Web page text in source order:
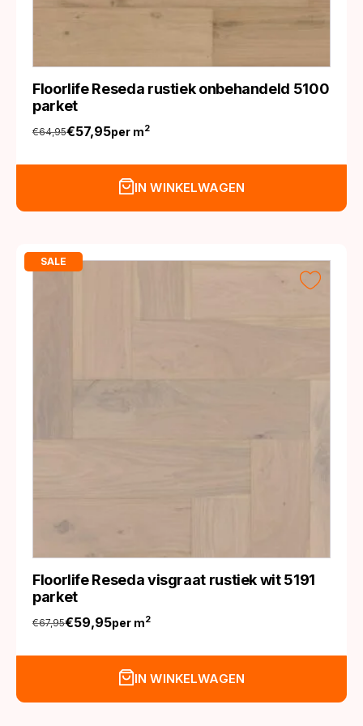
Floorlife Reseda rustiek onbehandeld 5100
parket
€64,95
Oorspronkelijke
prijs
€57,95
Huidige
prijs
per m2
IN WINKELWAGEN
SALE
Floorlife Reseda visgraat rustiek wit 5191
parket
€67,95
Oorspronkelijke
prijs
€59,95
Huidige
prijs
per m2
IN WINKELWAGEN